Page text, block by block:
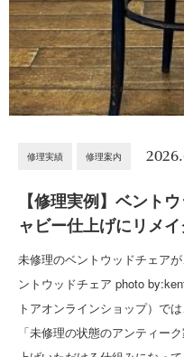
修理実績 修理案内
【修理実例】ベント
ャビー仕上げにリメイ
未修理のベントウッドチェア
ントウッドチェア photo
トアオンラインショップ）で
「未修理の状態のアンティー